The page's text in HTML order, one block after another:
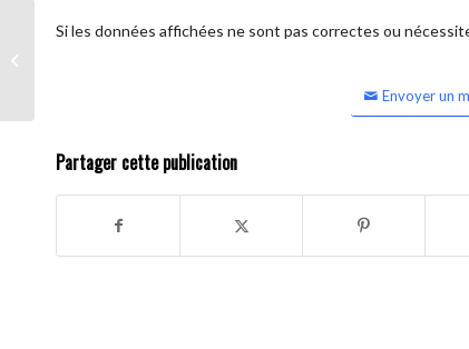
Si les données affichées ne sont pas correctes ou
Envoyer un
Partager cette publication